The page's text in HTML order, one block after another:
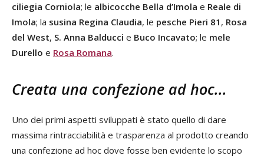
ciliegia Corniola; le albicocche Bella d’Imola e Reale di
Imola; la susina Regina Claudia, le pesche Pieri 81 , Rosa
del West, S. Anna Balducci e Buco Incavato; le mele
Durello e Rosa Romana.
Creata una confezione ad hoc...
Uno dei primi aspetti sviluppati è stato quello di dare
massima rintracciabilità e trasparenza al prodotto creando
una confezione ad hoc dove fosse ben evidente lo scopo